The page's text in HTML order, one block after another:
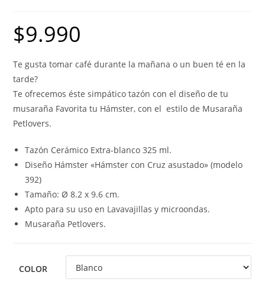
$9.990
Te gusta tomar café durante la mañana o un buen té en la
tarde?
Te ofrecemos éste simpático tazón con el diseño de tu
musaraña Favorita tu Hámster, con el estilo de Musaraña
Petlovers.
Tazón Cerámico Extra-blanco 325 ml.
Diseño Hámster «Hámster con Cruz asustado» (modelo
392)
Tamaño: Ø 8.2 x 9.6 cm.
Apto para su uso en Lavavajillas y microondas.
Musaraña Petlovers.
COLOR